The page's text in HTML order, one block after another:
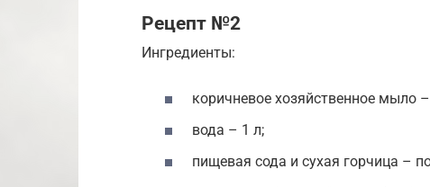
Рецепт №2
Ингредиенты:
коричневое хозяйственное мыло
вода – 1 л;
пищевая сода и сухая горчица –